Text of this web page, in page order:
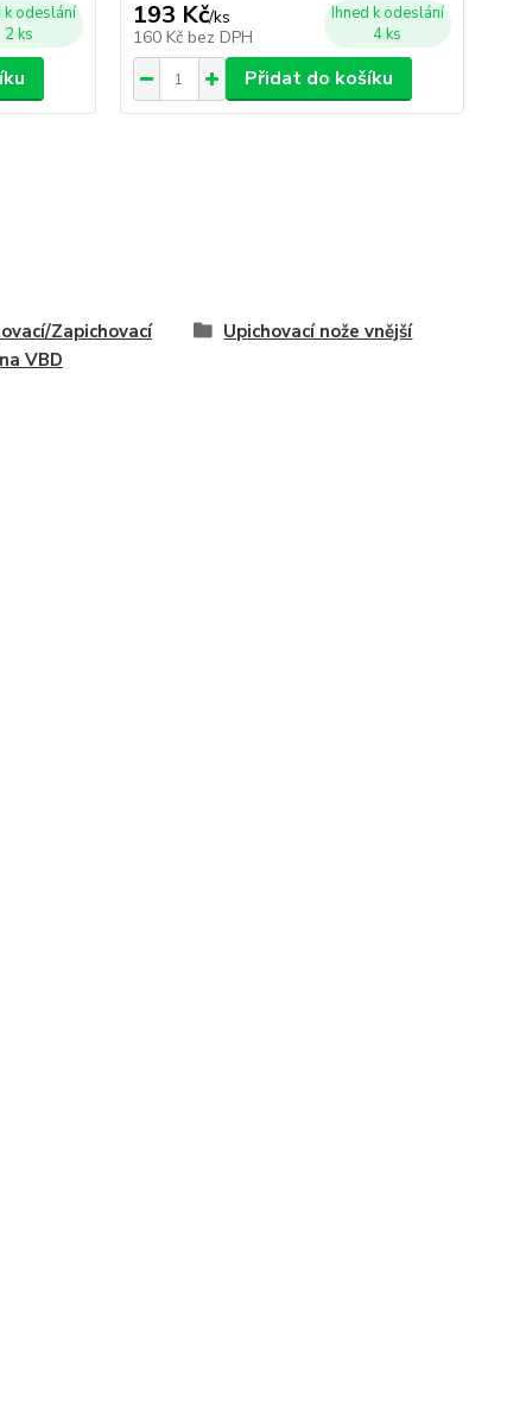
k odeslání
2 ks
193 Kč/ks
160 Kč bez DPH
Ihned k odeslání
4 ks
Přidat do košíku
Zapichovací
VBD
Upichovací nože vnější